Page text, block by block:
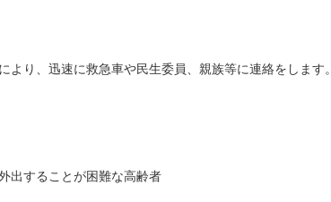
り、迅速に救急車や民生委員、親族等に連絡をします。
出することが困難な高齢者